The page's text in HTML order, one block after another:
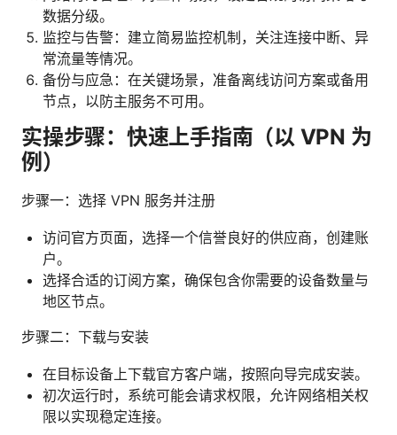
数据分级。
监控与告警：建立简易监控机制，关注连接中断、异
常流量等情况。
备份与应急：在关键场景，准备离线访问方案或备用
节点，以防主服务不可用。
实操步骤：快速上手指南（以 VPN 为
例）
步骤一：选择 VPN 服务并注册
访问官方页面，选择一个信誉良好的供应商，创建账
户。
选择合适的订阅方案，确保包含你需要的设备数量与
地区节点。
步骤二：下载与安装
在目标设备上下载官方客户端，按照向导完成安装。
初次运行时，系统可能会请求权限，允许网络相关权
限以实现稳定连接。